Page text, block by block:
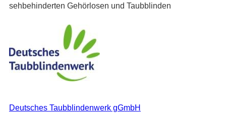
sehbehinderten Gehörlosen und Taubblinden
Deutsches Taubblindenwerk gGmbH